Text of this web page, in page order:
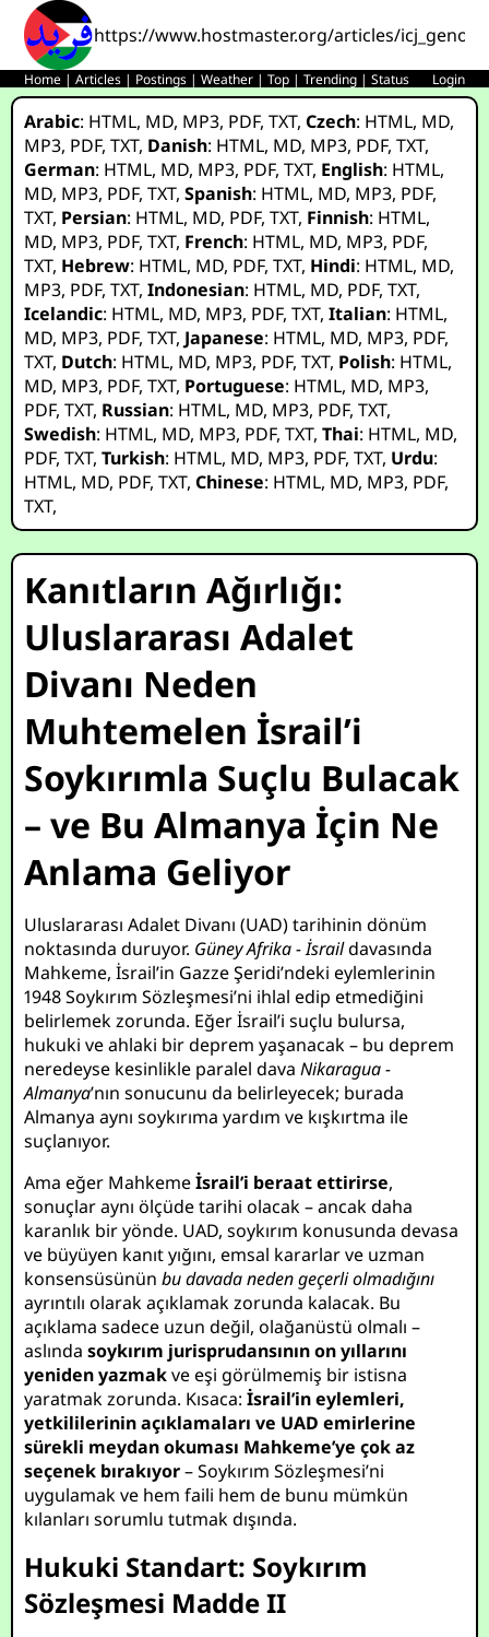
https://www.hostmaster.org/articles/
Home |Articles | Postings |Weather |Top |Trending |Status Login
Arabic: HTML, MD, MP3, PDF,TXT,Czech: HTML, MD,
MP3, PDF,TXT, Danish: HTML, MD, MP3, PDF,TXT,
German: HTML, MD, MP3, PDF,TXT, English: HTML,
MD, MP3, PDF,TXT,Spanish: HTML, MD, MP3, PDF,
TXT, Persian: HTML, MD, PDF,TXT, Finnish: HTML,
MD, MP3, PDF,TXT, French: HTML, MD, MP3, PDF,
TXT, Hebrew: HTML, MD, PDF,TXT, Hindi: HTML, MD,
MP3, PDF,TXT,Indonesian: HTML, MD, PDF,TXT,
Icelandic: HTML, MD, MP3, PDF,TXT,Italian: HTML,
MD, MP3, PDF,TXT, Japanese: HTML, MD, MP3, PDF,
TXT, Dutch: HTML, MD, MP3, PDF,TXT, Polish: HTML,
MD, MP3, PDF,TXT, Portuguese: HTML, MD, MP3,
PDF,TXT, Russian: HTML, MD, MP3, PDF,TXT,
Swedish: HTML, MD, MP3, PDF,TXT,Thai: HTML, MD,
PDF,TXT,Turkish: HTML, MD, MP3, PDF,TXT, Urdu:
HTML, MD, PDF,TXT,Chinese: HTML, MD, MP3, PDF,
TXT,
Kanıtların Ağırlığı:
Uluslararası Adalet
Divanı Neden
Muhtemelen İsrail’i
Soykırımla Suçlu Bulacak
– ve Bu Almanya İçin Ne
Anlama Geliyor
Uluslararası Adalet Divanı (UAD) tarihinin dönüm
noktasında duruyor. Güney Afrika - İsraildavasında
Mahkeme, İsrail’in Gazze Şeridi’ndeki eylemlerinin
1948 Soykırım Sözleşmesi’ni ihlal edip etmediğini
belirlemek zorunda. Eğer İsrail’i suçlu bulursa,
hukuki ve ahlaki bir deprem yaşanacak – bu deprem
neredeyse kesinlikle paralel davaNikaragua -
Almanya’nın sonucunu da belirleyecek; burada
Almanya aynı soykırıma yardım ve kışkırtma ile
suçlanıyor.
Ama eğer Mahkemeİsrail’i beraat ettirirse,
sonuçlar aynı ölçüde tarihi olacak – ancak daha
karanlık bir yönde. UAD, soykırım konusunda devasa
ve büyüyen kanıt yığını, emsal kararlar ve uzman
konsensüsününbu davada neden geçerli olmadığını
ayrıntılı olarak açıklamak zorunda kalacak. Bu
açıklama sadece uzun değil, olağanüstü olmalı –
aslındasoykırım jurisprudansının on yıllarını
yeniden yazmakve eşi görülmemiş bir istisna
yaratmak zorunda. Kısaca:İsrail’in eylemleri,
yetkililerinin açıklamaları ve UAD emirlerine
sürekli meydan okuması Mahkeme’ye çok az
seçenek bırakıyor– Soykırım Sözleşmesi’ni
uygulamak ve hem faili hem de bunu mümkün
kılanları sorumlu tutmak dışında.
Hukuki Standart: Soykırım
Sözleşmesi Madde II